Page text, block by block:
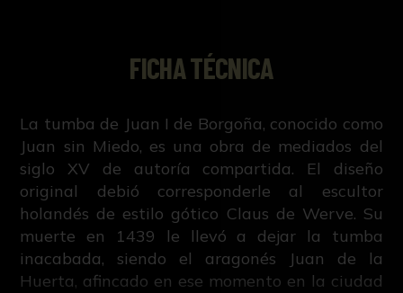
FICHA TÉCNICA
La tumba de Juan I de Borgoña, conocido como
Juan sin Miedo, es una obra de mediados del
siglo XV de autoría compartida. El diseño
original debió corresponderle al escultor
holandés de estilo gótico Claus de Werve. Su
muerte en 1439 le llevó a dejar la tumba
inacabada, siendo el aragonés Juan de la
Huerta, afincado en ese momento en la ciudad